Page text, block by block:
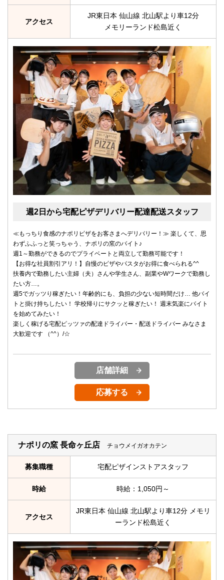
アクセス
JR東日本 仙山線 北山駅より車12分
メモリーランド松島近く
週2日から宅配ピザデリバリー配達配送スタッフ
≪もっちり食感のナポリピザをお客さまへデリバリー！≫ 楽しくて、思
わずふふっと笑っちゃう、ナポリの窯のバイト♪
週1～勤務ができるのでプライベートと両立して勤務可能です！
【お得な社員割引アリ！】自慢のピザやパスタがお得に食べられる^^
扶養内で勤務したい主婦（夫）さんや学生さん、副業やWワークで勤務し
たい方…。
週5でガッツり稼ぎたい！年齢的にも、負担の少ない短時間だけ… 他バイ
トと掛け持ちしたい！ 学校帰りにサクッと稼ぎたい！ 週末気楽にバイト
を始めてみたい！
楽しく稼げる宅配ピッツァの配達ドライバー・配送ドライバー みなさま
大歓迎です （^^）/☆
店舗詳細
応募する
ナポリの窯 長命ヶ丘店 チョウメイガオカテン
募集職種 宅配ピザインストアスタッフ
時給 時給：1,050円～
アクセス
JR東日本 仙山線 北山駅より車12分 メモリ
ーランド松島近く